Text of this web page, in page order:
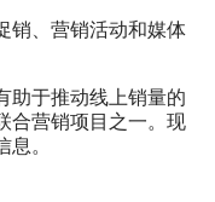
销、营销活动和媒体
助于推动线上销量的
合营销项目之一。现
。